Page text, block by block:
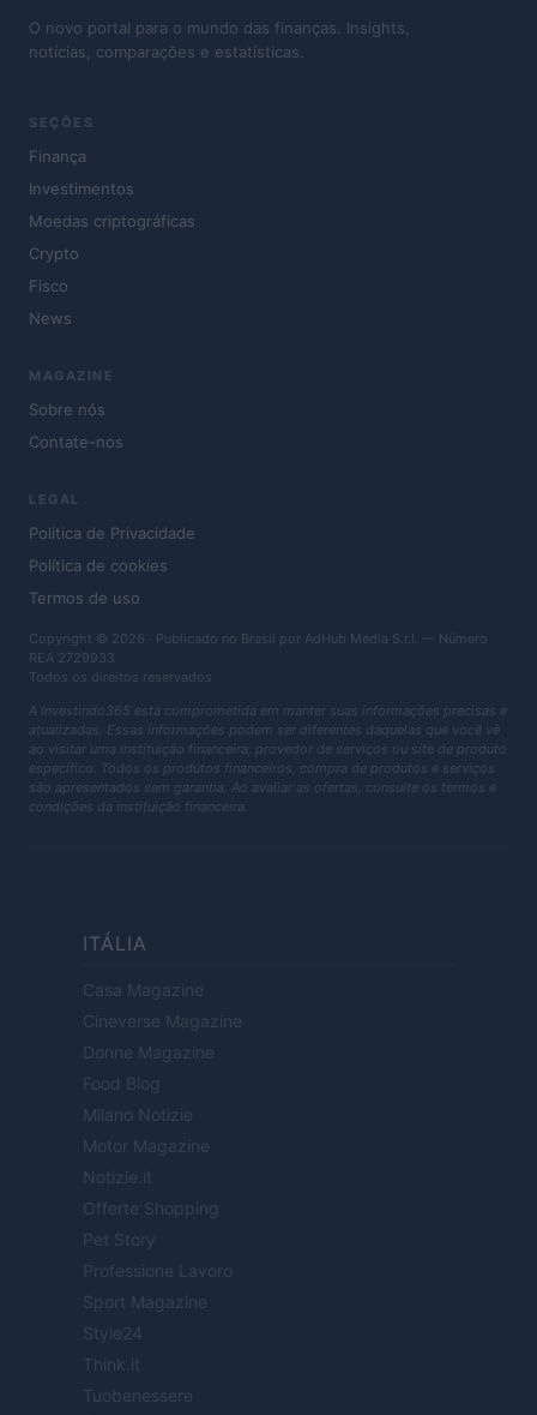
O novo portal para o mundo das finanças. Insights,
notícias, comparações e estatísticas.
SEÇÕES
Finança
Investimentos
Moedas criptográficas
Crypto
Fisco
News
MAGAZINE
Sobre nós
Contate-nos
LEGAL
Política de Privacidade
Política de cookies
Termos de uso
Copyright © 2026 · Publicado no Brasil por AdHub Media S.r.l. — Número
REA 2729933
Todos os direitos reservados
A Investindo365 está comprometida em manter suas informações precisas e
atualizadas. Essas informações podem ser diferentes daquelas que você vê
ao visitar uma instituição financeira, provedor de serviços ou site de produto
específico. Todos os produtos financeiros, compra de produtos e serviços
são apresentados sem garantia. Ao avaliar as ofertas, consulte os termos e
condições da instituição financeira.
ITÁLIA
Casa Magazine
Cineverse Magazine
Donne Magazine
Food Blog
Milano Notizie
Motor Magazine
Notizie.it
Offerte Shopping
Pet Story
Professione Lavoro
Sport Magazine
Style24
Think.it
Tuobenessere